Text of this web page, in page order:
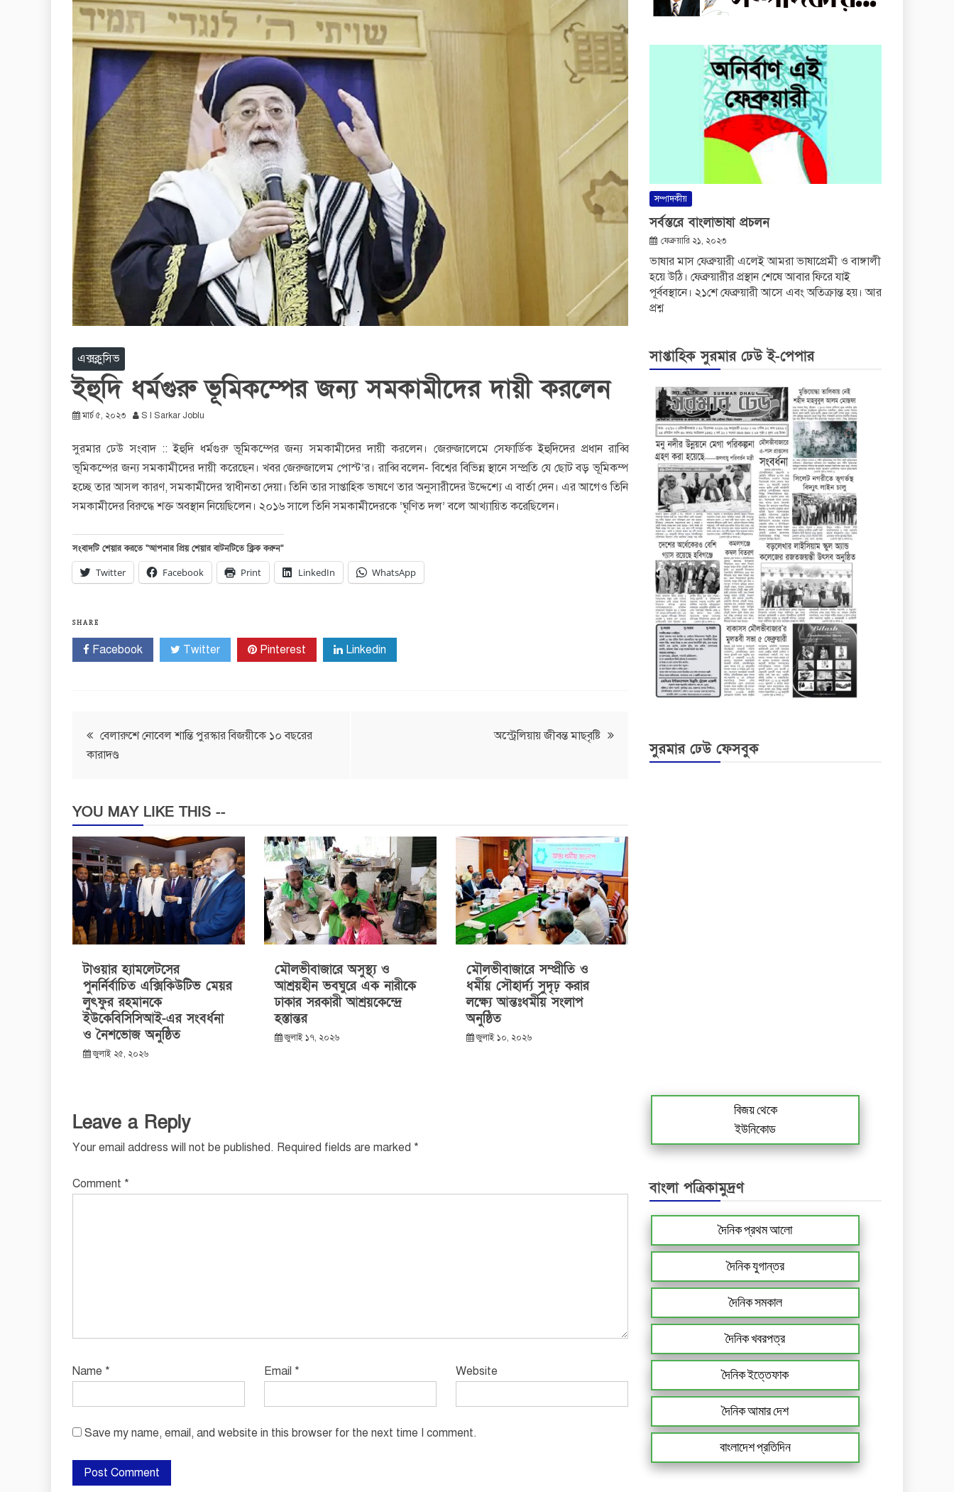
এক্সক্লুসিভ
ইহুদি ধর্মগুরু ভূমিকম্পের জন্য সমকামীদের দায়ী করলেন
মার্চ ৫, ২০২৩ S I Sarkar Joblu
সুরমার ঢেউ সংবাদ :: ইহুদি ধর্মগুরু ভূমিকম্পের জন্য সমকামীদের দায়ী করলেন। জেরুজালেমে সেফার্ডিক ইহুদিদের প্রধান রাব্বি
ভূমিকম্পের জন্য সমকামীদের দায়ী করেছেন। খবর জেরুজালেম পোস্ট‘র। রাব্বি বলেন- বিশ্বের বিভিন্ন স্থানে সম্প্রতি যে ছোট বড় ভূমিকম্প
হচ্ছে তার আসল কারণ, সমকামীদের স্বাধীনতা দেয়া। তিনি তার সাপ্তাহিক ভাষণে তার অনুসারীদের উদ্দেশ্যে এ বার্তা দেন। এর আগেও তিনি
সমকামীদের বিরুদ্ধে শক্ত অবস্থান নিয়েছিলেন। ২০১৬ সালে তিনি সমকামীদেরকে ‘ঘৃণিত দল’ বলে আখ্যায়িত করেছিলেন।
সংবাদটি শেয়ার করতে “আপনার প্রিয় শেয়ার বাটনটিতে ক্লিক করুন”
Twitter Facebook Print LinkedIn WhatsApp
SHARE
Facebook Twitter Pinterest Linkedin
Post
navigation
বেলারুশে নোবেল শান্তি পুরস্কার বিজয়ীকে ১০ বছরের
কারাদণ্ড
অস্ট্রেলিয়ায় জীবন্ত মাছবৃষ্টি
YOU MAY LIKE THIS --
টাওয়ার হ্যামলেটসের
পুনর্নির্বাচিত এক্সিকিউটিভ মেয়র
লুৎফুর রহমানকে
ইউকেবিসিসিআই-এর সংবর্ধনা
ও নৈশভোজ অনুষ্ঠিত
জুলাই ২৫, ২০২৬
মৌলভীবাজারে অসুস্থ্য ও
আশ্রয়হীন ভবঘুরে এক নারীকে
ঢাকার সরকারী আশ্রয়কেন্দ্রে
হস্তান্তর
জুলাই ১৭, ২০২৬
মৌলভীবাজারে সম্প্রীতি ও
ধর্মীয় সৌহার্দ্য সুদৃঢ় করার
লক্ষ্যে আন্তঃধর্মীয় সংলাপ
অনুষ্ঠিত
জুলাই ১০, ২০২৬
Leave a Reply
Your email address will not be published. Required fields are marked *
Comment *
Name * Email * Website
Save my name, email, and website in this browser for the next time I comment.
সম্পাদকীয়
সর্বস্তরে বাংলাভাষা প্রচলন
ফেব্রুয়ারি ২১, ২০২৩
ভাষার মাস ফেব্রুয়ারী এলেই আমরা ভাষাপ্রেমী ও বাঙ্গালী
হয়ে উঠি। ফেব্রুয়ারীর প্রস্থান শেষে আবার ফিরে যাই
পূর্ববস্থানে। ২১শে ফেব্রুয়ারী আসে এবং অতিক্রান্ত হয়। আর
প্রশ্ন
সাপ্তাহিক সুরমার ঢেউ ই-পেপার
সুরমার ঢেউ ফেসবুক
বিজয় থেকে
ইউনিকোড
বাংলা পত্রিকামুদ্রণ
দৈনিক প্রথম আলো
দৈনিক যুগান্তর
দৈনিক সমকাল
দৈনিক খবরপত্র
দৈনিক ইত্তেফাক
দৈনিক আমার দেশ
বাংলাদেশ প্রতিদিন